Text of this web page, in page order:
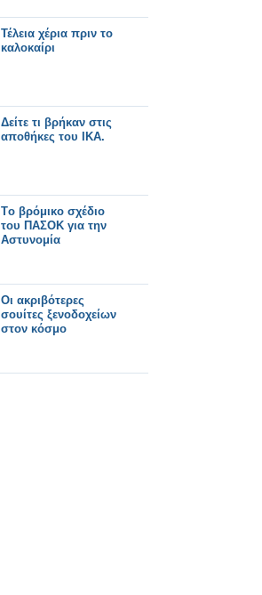
Τέλεια χέρια πριν το
καλοκαίρι
Δείτε τι βρήκαν στις
αποθήκες του ΙΚΑ.
Τo βρόμικο σχέδιο
του ΠΑΣΟΚ για την
Αστυνομία
Οι ακριβότερες
σουίτες ξενοδοχείων
στον κόσμο